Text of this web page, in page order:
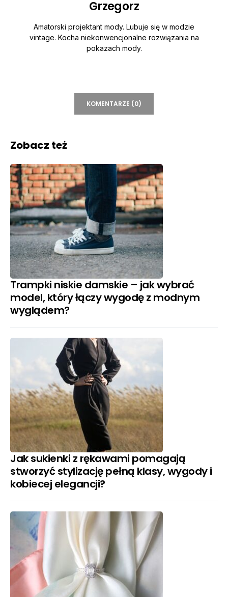
Grzegorz
Amatorski projektant mody. Lubuje się w modzie
vintage. Kocha niekonwencjonalne rozwiązania na
pokazach mody.
KOMENTARZE (0)
Zobacz też
Trampki niskie damskie – jak wybrać
model, który łączy wygodę z modnym
wyglądem?
Jak sukienki z rękawami pomagają
stworzyć stylizację pełną klasy, wygody i
kobiecej elegancji?